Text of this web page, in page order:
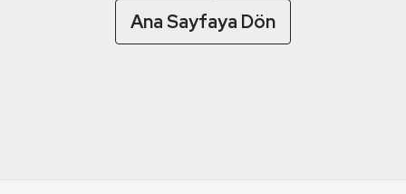
Ana Sayfaya Dön